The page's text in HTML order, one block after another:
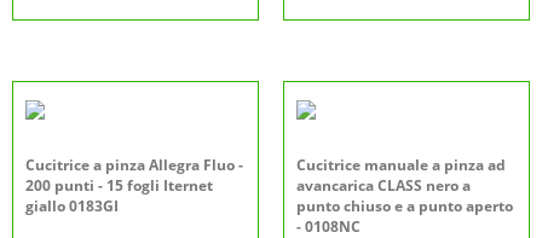
Cucitrice a pinza Allegra Fluo -
200 punti - 15 fogli Iternet
giallo 0183GI
Cucitrice manuale a pinza ad
avancarica CLASS nero a
punto chiuso e a punto aperto
- 0108NC